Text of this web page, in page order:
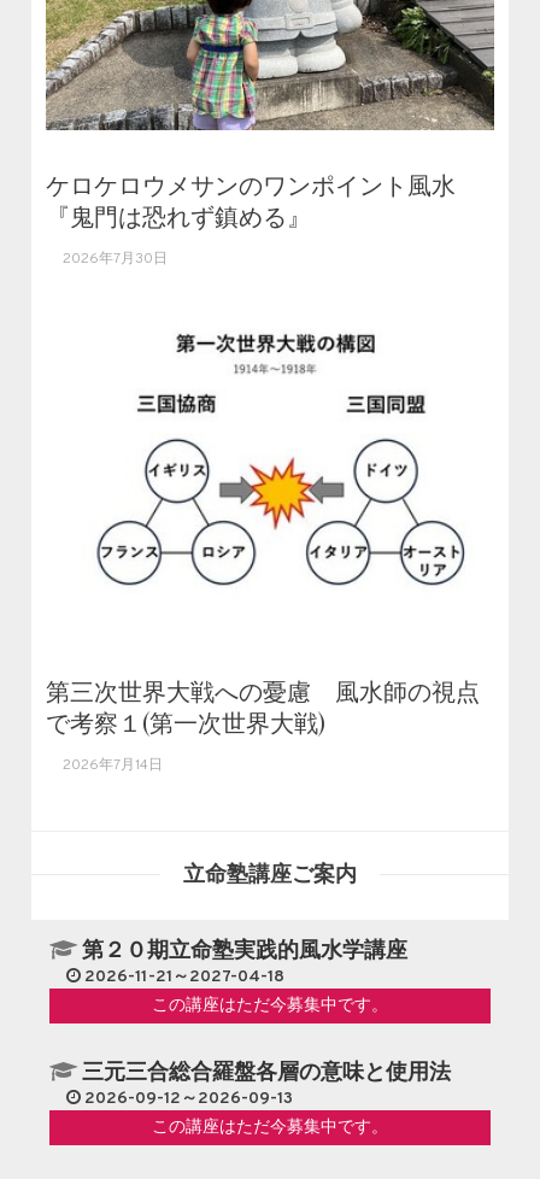
ケロケロウメサンのワンポイント風水
『鬼門は恐れず鎮める』
2026年7月30日
第三次世界大戦への憂慮 風水師の視点
で考察１(第一次世界大戦)
2026年7月14日
立命塾講座ご案内
第２０期立命塾実践的風水学講座
2026-11-21～2027-04-18
この講座はただ今募集中です。
三元三合総合羅盤各層の意味と使用法
2026-09-12～2026-09-13
この講座はただ今募集中です。